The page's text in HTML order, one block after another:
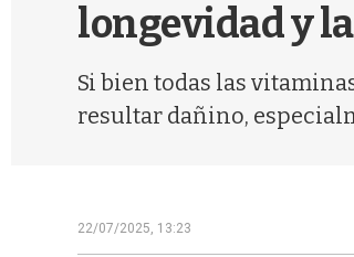
longevidad y
Si bien todas las
resultar dañino,
22/07/2025, 13:23